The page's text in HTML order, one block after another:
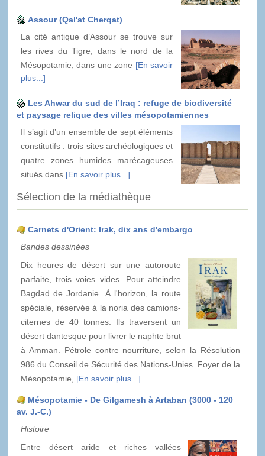
Assour (Qal'at Cherqat)
La cité antique d’Assour se trouve sur
les rives du Tigre, dans le nord de la
Mésopotamie, dans une zone [En savoir
plus...]
Les Ahwar du sud de l’Iraq : refuge de biodiversité
et paysage relique des villes mésopotamiennes
Il s’agit d’un ensemble de sept éléments
constitutifs : trois sites archéologiques et
quatre zones humides marécageuses
situés dans [En savoir plus...]
Sélection de la médiathèque
Carnets d'Orient: Irak, dix ans d'embargo
Bandes dessinées
Dix heures de désert sur une autoroute
parfaite, trois voies vides. Pour atteindre
Bagdad de Jordanie. À l'horizon, la route
spéciale, réservée à la noria des camions-
citernes de 40 tonnes. Ils traversent un
désert dantesque pour livrer le naphte brut
à Amman. Pétrole contre nourriture, selon la Résolution
986 du Conseil de Sécurité des Nations-Unies. Foyer de la
Mésopotamie, [En savoir plus...]
Mésopotamie - De Gilgamesh à Artaban (3000 - 120
av. J.-C.)
Histoire
Entre désert aride et riches vallées